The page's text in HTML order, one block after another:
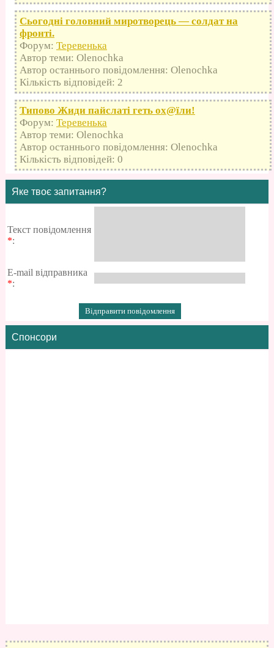
Сьогодні головний миротворець — солдат на
фронті.
Форум: Теревенька
Автор теми: Olenochka
Автор останнього повідомлення: Olenochka
Кількість відповідей: 2
Типово Жиди пайслаті геть оx@їли!
Форум: Теревенька
Автор теми: Olenochka
Автор останнього повідомлення: Olenochka
Кількість відповідей: 0
Яке твоє запитання?
Текст повідомлення
*:
E-mail відправника
*:
Спонсори